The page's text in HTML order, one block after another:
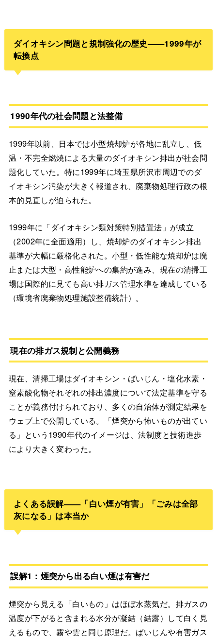
ダイオキシン問題と規制強化の歴史——1999年が
転換点
1990年代の社会問題と法整備
1999年以前、日本では小型焼却炉が各地に乱立し、低
温・不完全燃焼による大量のダイオキシン排出が社会問
題化していた。特に1999年に埼玉県所沢市周辺でのダ
イオキシン汚染が大きく報道され、廃棄物処理行政の根
本的見直しが迫られた。
1999年に「ダイオキシン類対策特別措置法」が成立
（2002年に全面適用）し、焼却炉のダイオキシン排出
基準が大幅に厳格化された。小型・低性能な焼却炉は廃
止または大型・高性能炉への集約が進み、現在の清掃工
場は国際的に見ても高い排ガス管理水準を達成している
（環境省廃棄物処理施設整備統計）。
現在の排ガス規制と公開義務
現在、清掃工場はダイオキシン・ばいじん・塩化水素・
窒素酸化物それぞれの排出濃度について法定基準を守る
ことが義務付けられており、多くの自治体が測定結果を
ウェブ上で公開している。「煙突から怖いものが出てい
る」という1990年代のイメージは、法制度と技術進歩
により大きく変わった。
よくある誤解——「白い煙が有害」「ごみは全部
灰になる」は本当か
誤解1：煙突から出る白い煙は有害だ
煙突から見える「白いもの」はほぼ水蒸気だ。排ガスの
温度が下がると含まれる水分が凝結（結露）して白く見
えるもので、霧や雲と同じ原理だ。ばいじんや有害ガス